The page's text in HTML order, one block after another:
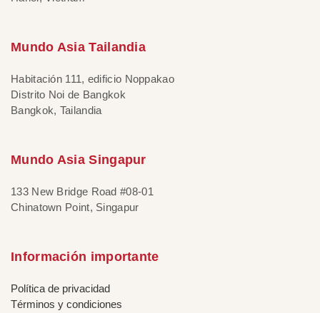
Mundo Asia Tailandia
Habitación 111, edificio Noppakao
Distrito Noi de Bangkok
Bangkok, Tailandia
Mundo Asia Singapur
133 New Bridge Road #08-01
Chinatown Point, Singapur
Información importante
Política de privacidad
Términos y condiciones